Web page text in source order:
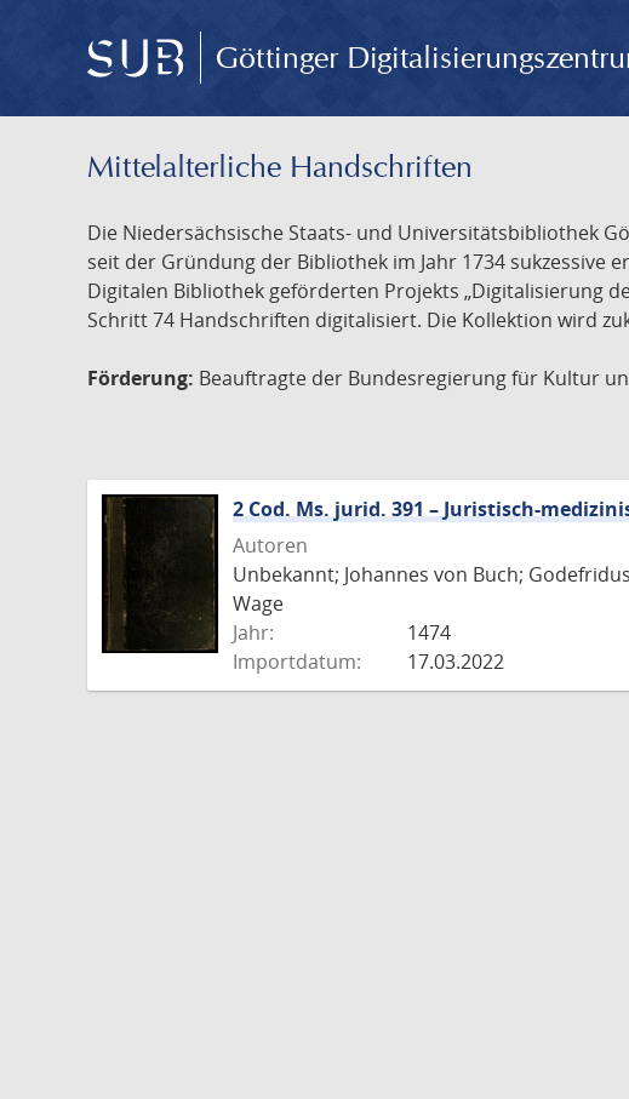
Göttinger
Mittelalterliche Handschriften
Die Niedersächsische Staats- und Universitätsbibliothek
seit der Gründung der Bibliothek im Jahr 1734 sukzessive
Digitalen Bibliothek geförderten Projekts „Digitalisierung
Schritt 74 Handschriften digitalisiert. Die Kollektion wird
Förderung: Beauftragte der Bundesregierung für Kultur
2 Cod. Ms. jurid. 391 – Juristisch-
Autoren
Unbekannt; Johannes von Buch;
Wage
Jahr:
1474
Importdatum:
17.03.2022